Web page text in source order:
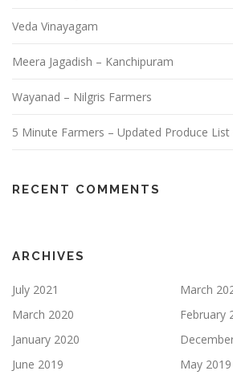
Veda Vinayagam
Meera Jagadish – Kanchipuram
Wayanad – Nilgris Farmers
5 Minute Farmers – Updated Produce
RECENT COMMENTS
ARCHIVES
July 2021
March
March 2020
February
January 2020
June 2019
May 2019